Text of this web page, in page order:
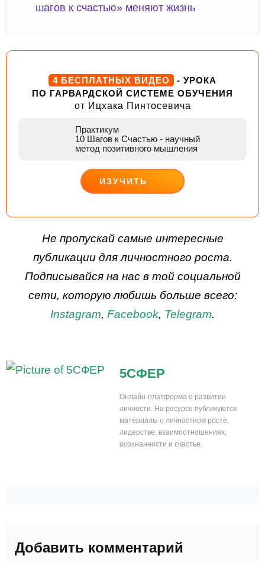
шагов к счастью» меняют жизнь
4 БЕСПЛАТНЫХ ВИДЕО
- УРОКА
ПО ГАРВАРДСКОЙ СИСТЕМЕ ОБУЧЕНИЯ
от Ицхака Пинтосевича
Практикум
10 Шагов к Счастью - научный
метод позитивного мышления
ИЗУЧИТЬ
Не пропускай самые интересные
публикации для личностного роста.
Подписывайся на нас в той социальной
сети, которую любишь больше всего:
Instagram, Facebook, Telegram.
5СФЕР
Онлайн-платформа о развитии
личности. На ресурсе публикуются
материалы о личностном росте,
лидерстве, взаимоотношениях,
осознанности и счастье.
Добавить комментарий